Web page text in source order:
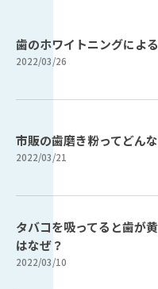
歯のホワイトニングによ
2022/03/26
市販の歯磨き粉ってどん
2022/03/21
タバコを吸ってると歯が
はなぜ？
2022/03/10